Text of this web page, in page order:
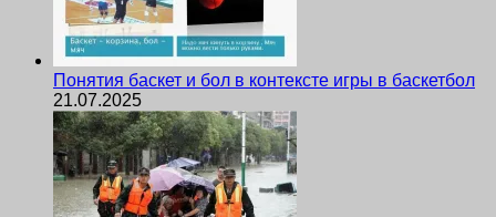
Понятия баскет и бол в контексте игры в баскетбол
21.07.2025